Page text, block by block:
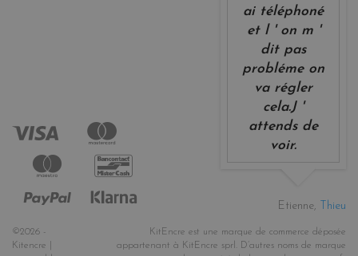
ai téléphoné
et l ' on m '
dit pas
probléme on
va régler
cela.J '
attends de
voir.
Etienne, Thieu
©2026 -
Kitencre |
KitEncre est une marque de commerce déposée
appartenant à KitEncre sprl. D’autres noms de marque